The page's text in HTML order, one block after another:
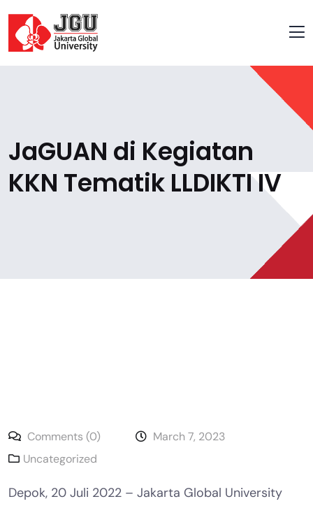
JaGUAN di Kegiatan
KKN Tematik LLDIKTI IV
Comments (0)
March 7, 2023
Uncategorized
Depok, 20 Juli 2022 – Jakarta Global University